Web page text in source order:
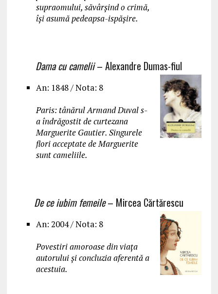
supraomului, săvârșind o crimă,
își asumă pedeapsa-ispășire.
Dama cu camelii– Alexandre Dumas-fiul
An: 1848 / Nota: 8
Paris: tânărul Armand Duval s-
a îndrăgostit de curtezana
Marguerite Gautier. Singurele
flori acceptate de Marguerite
sunt cameliile.
De ce iubim femeile– Mircea Cărtărescu
An: 2004 / Nota: 8
Povestiri amoroase din viața
autorului și concluzia aferentă a
acestuia.